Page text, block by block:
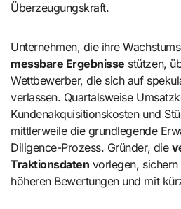
Überzeugungskraft.
Unternehmen, die ihre
messbare Ergebnisse stützen,
Wettbewerber, die sich auf
verlassen. Quartalsweise
Kundenakquisitionskosten und
mittlerweile die grundlegende
Diligence-Prozess. Gründer, die
Traktionsdaten vorlegen,
höheren Bewertungen und mit